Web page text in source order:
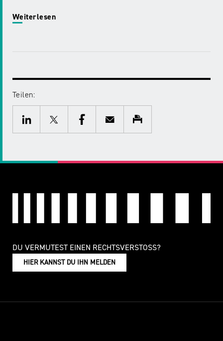
Weiterlesen
Teilen:
Twitter Facebook
DU VERMUTEST EINEN RECHTSVERSTOSS?
HIER KANNST DU IHN MELDEN